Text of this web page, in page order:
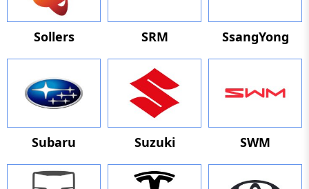
Sollers SRM SsangYong
Subaru Suzuki SWM